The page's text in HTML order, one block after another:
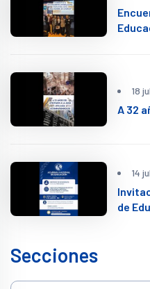
18
A 32
14
de
Secciones